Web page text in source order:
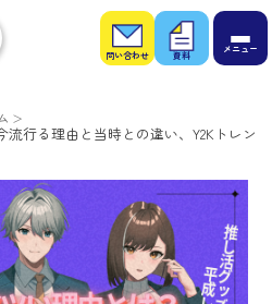
お問
い合
わせ
お役
立ち
資料
行る理由と当時との違い、Y2Kトレン